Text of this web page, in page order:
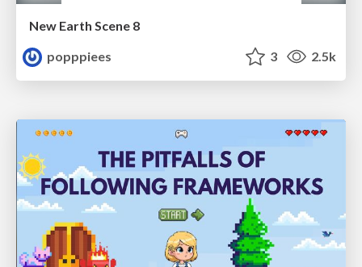
New Earth Scene 8
popppiees
3 2.5k